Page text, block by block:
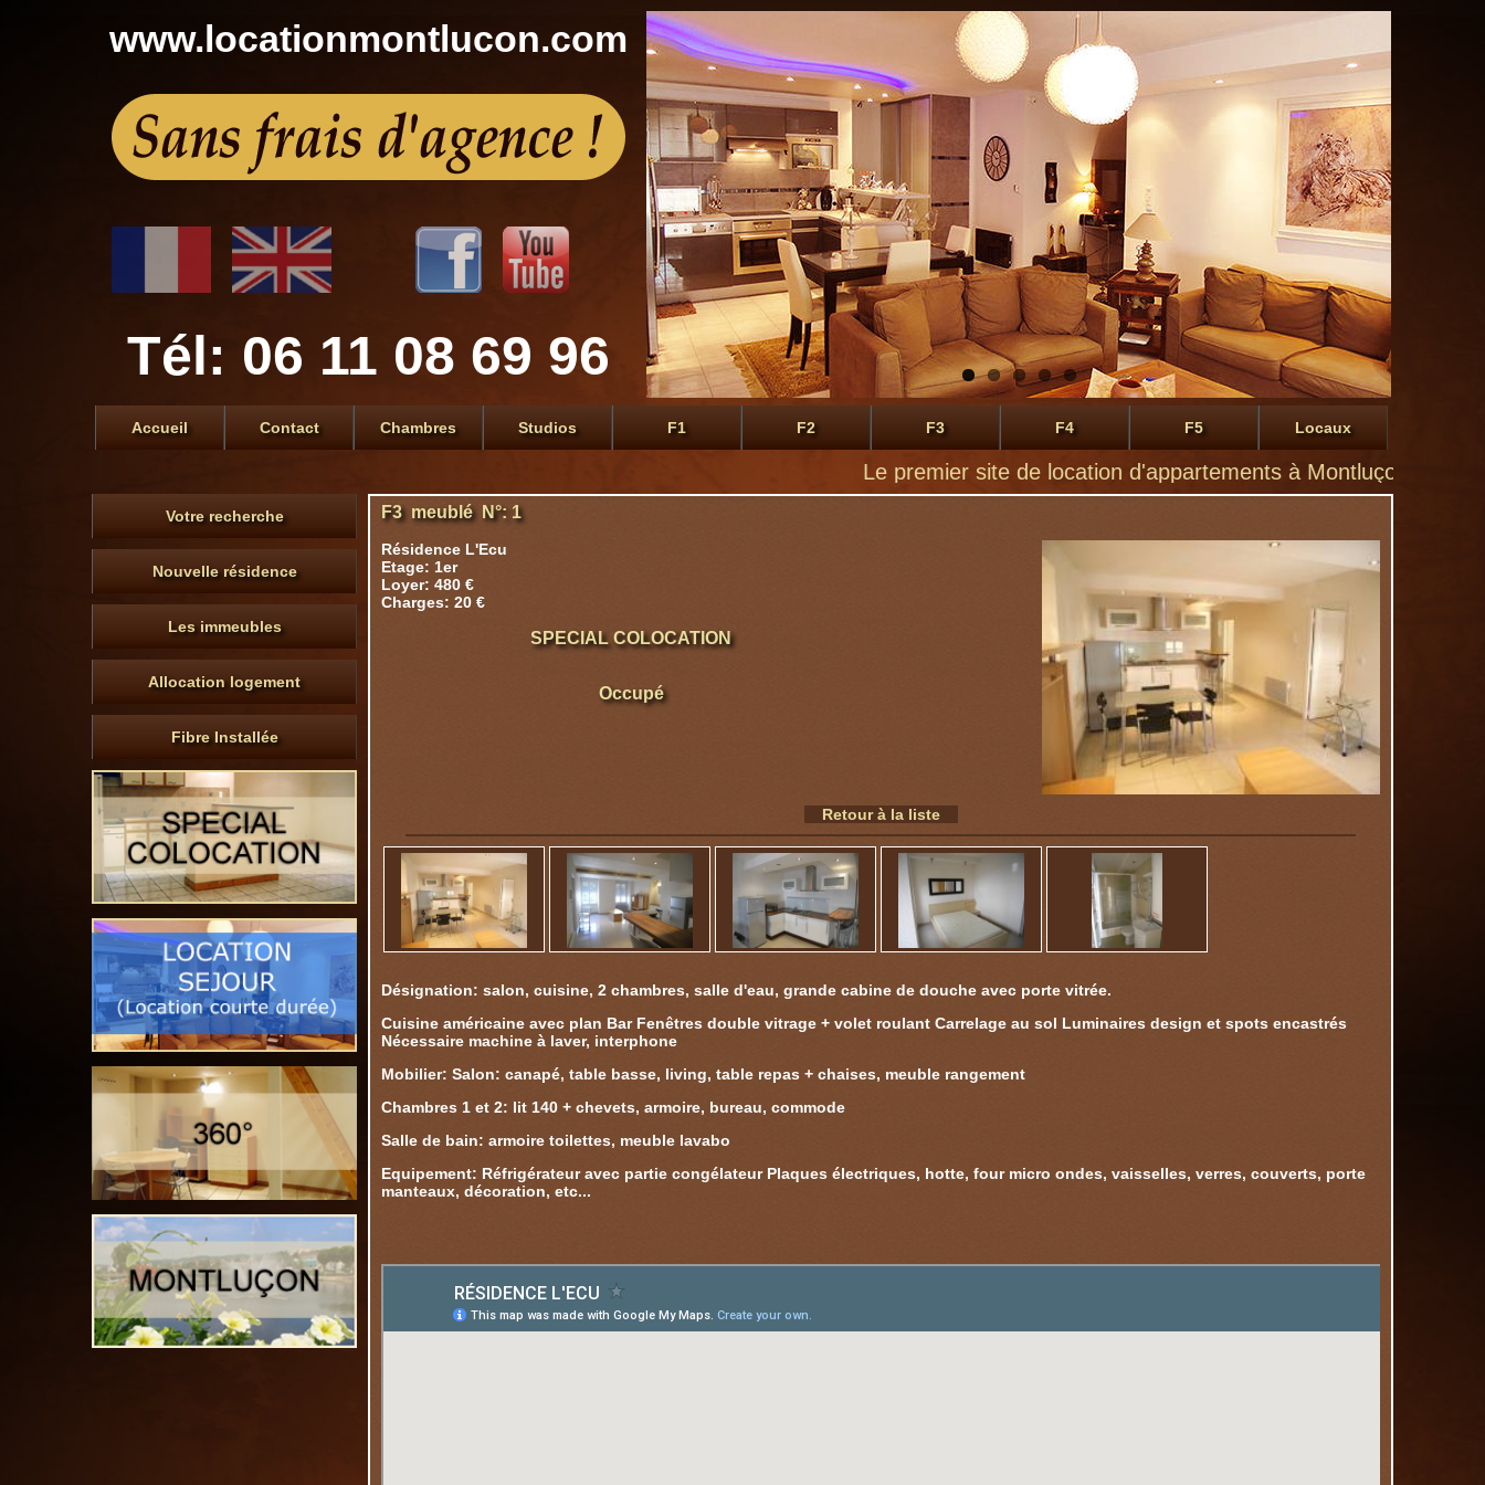
www.locationmontlucon.com
Tél: 06 11 08 69 96
Accueil Contact Chambres Studios F1 F2 F3 F4 F5 Locaux
Le premier site de location d'appartements à Montluçon de particulier
F3 meublé N°: 1
Résidence L'Ecu
Etage: 1er
Loyer: 480 €
Charges: 20 €
SPECIAL COLOCATION
Occupé
Retour à la liste
Désignation: salon, cuisine, 2 chambres, salle d'eau, grande cabine de douche avec porte vitrée.
Cuisine américaine avec plan Bar Fenêtres double vitrage + volet roulant Carrelage au sol Luminaires design et spots encastrés
Nécessaire machine à laver, interphone
Mobilier: Salon: canapé, table basse, living, table repas + chaises, meuble rangement
Chambres 1 et 2: lit 140 + chevets, armoire, bureau, commode
Salle de bain: armoire toilettes, meuble lavabo
Equipement: Réfrigérateur avec partie congélateur Plaques électriques, hotte, four micro ondes, vaisselles, verres, couverts, porte
manteaux, décoration, etc...
Votre recherche
Nouvelle résidence
Les immeubles
Allocation logement
Fibre Installée